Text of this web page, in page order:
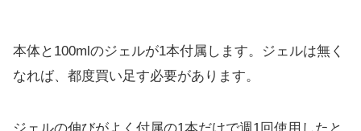
本体と100mlのジェルが1本付属します。ジェルは無く
なれば、都度買い足す必要があります。